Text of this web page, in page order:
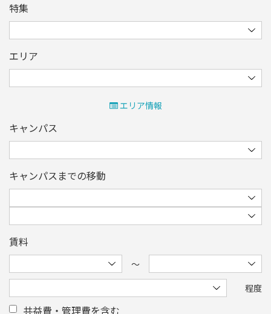
特集
エリア
エリア情報
キャンパス
キャンパスまでの移動
賃料
〜
程度
共益費・管理費を含む